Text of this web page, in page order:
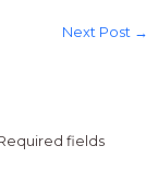
Next Post →
fields